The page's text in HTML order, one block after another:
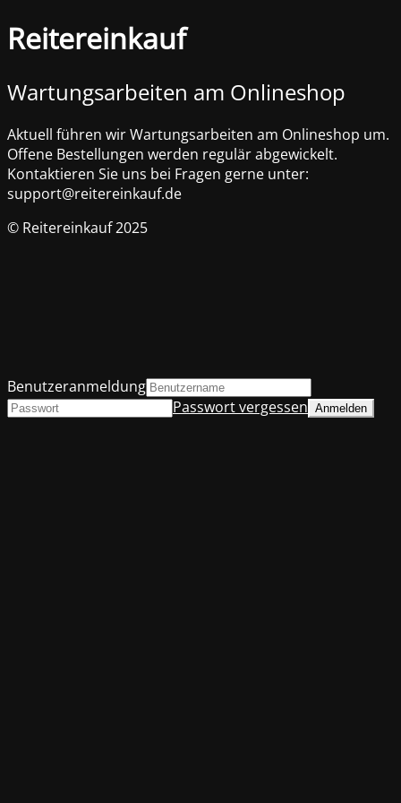
Reitereinkauf
Wartungsarbeiten am Onlineshop
Aktuell führen wir Wartungsarbeiten am Onlineshop um.
Offene Bestellungen werden regulär abgewickelt.
Kontaktieren Sie uns bei Fragen gerne unter:
support@reitereinkauf.de
© Reitereinkauf 2025
Benutzeranmeldung
Passwort vergessen